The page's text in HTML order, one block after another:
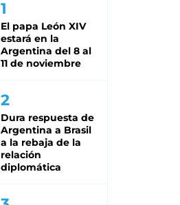
El papa León XIV
estará en la
Argentina del 8 al
11 de noviembre
Dura respuesta de
Argentina a Brasil
a la rebaja de la
relación
diplomática